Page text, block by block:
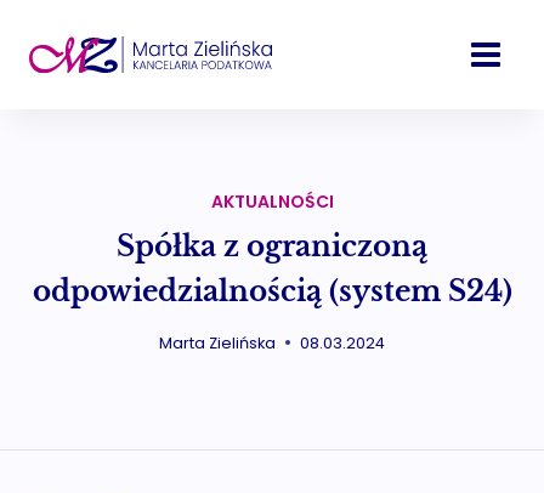
treści
AKTUALNOŚCI
Spółka z ograniczoną
odpowiedzialnością (system S24)
Marta Zielińska 08.03.2024